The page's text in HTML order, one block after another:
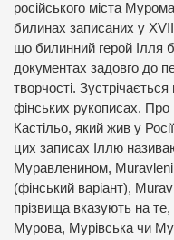
російського міста
билинах записаних у
що билинний герой Ілля
документах задовго до
творчості.
фінських рукописах. Про
Кастільо, який жив у
цих записах Іллю
Муравленином,
(фінський варіант),
прізвища вказують на
Мурова, Мурівська чи